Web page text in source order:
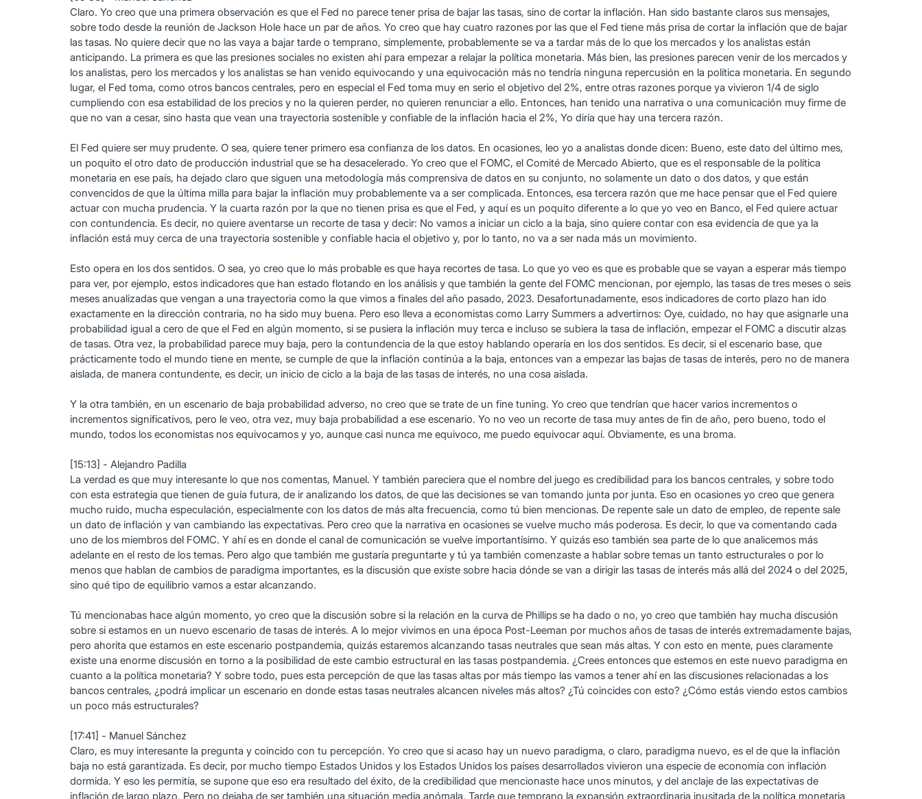
Claro. Yo creo que una primera observación es que el Fed no parece tener prisa de bajar las tasas, sino de cortar la inflación. Han sido bastante claros sus mensajes,
sobre todo desde la reunión de Jackson Hole hace un par de años. Yo creo que hay cuatro razones por las que el Fed tiene más prisa de cortar la inflación que de bajar
las tasas. No quiere decir que no las vaya a bajar tarde o temprano, simplemente, probablemente se va a tardar más de lo que los mercados y los analistas están
anticipando. La primera es que las presiones sociales no existen ahí para empezar a relajar la política monetaria. Más bien, las presiones parecen venir de los mercados y
los analistas, pero los mercados y los analistas se han venido equivocando y una equivocación más no tendría ninguna repercusión en la política monetaria. En segundo
lugar, el Fed toma, como otros bancos centrales, pero en especial el Fed toma muy en serio el objetivo del 2%, entre otras razones porque ya vivieron 1/4 de siglo
cumpliendo con esa estabilidad de los precios y no la quieren perder, no quieren renunciar a ello. Entonces, han tenido una narrativa o una comunicación muy firme de
que no van a cesar, sino hasta que vean una trayectoria sostenible y confiable de la inflación hacia el 2%, Yo diría que hay una tercera razón.
El Fed quiere ser muy prudente. O sea, quiere tener primero esa confianza de los datos. En ocasiones, leo yo a analistas donde dicen: Bueno, este dato del último mes,
un poquito el otro dato de producción industrial que se ha desacelerado. Yo creo que el FOMC, el Comité de Mercado Abierto, que es el responsable de la política
monetaria en ese país, ha dejado claro que siguen una metodología más comprensiva de datos en su conjunto, no solamente un dato o dos datos, y que están
convencidos de que la última milla para bajar la inflación muy probablemente va a ser complicada. Entonces, esa tercera razón que me hace pensar que el Fed quiere
actuar con mucha prudencia. Y la cuarta razón por la que no tienen prisa es que el Fed, y aquí es un poquito diferente a lo que yo veo en Banco, el Fed quiere actuar
con contundencia. Es decir, no quiere aventarse un recorte de tasa y decir: No vamos a iniciar un ciclo a la baja, sino quiere contar con esa evidencia de que ya la
inflación está muy cerca de una trayectoria sostenible y confiable hacia el objetivo y, por lo tanto, no va a ser nada más un movimiento.
Esto opera en los dos sentidos. O sea, yo creo que lo más probable es que haya recortes de tasa. Lo que yo veo es que es probable que se vayan a esperar más tiempo
para ver, por ejemplo, estos indicadores que han estado flotando en los análisis y que también la gente del FOMC mencionan, por ejemplo, las tasas de tres meses o seis
meses anualizadas que vengan a una trayectoria como la que vimos a finales del año pasado, 2023. Desafortunadamente, esos indicadores de corto plazo han ido
exactamente en la dirección contraria, no ha sido muy buena. Pero eso lleva a economistas como Larry Summers a advertirnos: Oye, cuidado, no hay que asignarle una
probabilidad igual a cero de que el Fed en algún momento, si se pusiera la inflación muy terca e incluso se subiera la tasa de inflación, empezar el FOMC a discutir alzas
de tasas. Otra vez, la probabilidad parece muy baja, pero la contundencia de la que estoy hablando operaría en los dos sentidos. Es decir, si el escenario base, que
prácticamente todo el mundo tiene en mente, se cumple de que la inflación continúa a la baja, entonces van a empezar las bajas de tasas de interés, pero no de manera
aislada, de manera contundente, es decir, un inicio de ciclo a la baja de las tasas de interés, no una cosa aislada.
Y la otra también, en un escenario de baja probabilidad adverso, no creo que se trate de un fine tuning. Yo creo que tendrían que hacer varios incrementos o
incrementos significativos, pero le veo, otra vez, muy baja probabilidad a ese escenario. Yo no veo un recorte de tasa muy antes de fin de año, pero bueno, todo el
mundo, todos los economistas nos equivocamos y yo, aunque casi nunca me equivoco, me puedo equivocar aquí. Obviamente, es una broma.
[15:13] - Alejandro Padilla
La verdad es que muy interesante lo que nos comentas, Manuel. Y también pareciera que el nombre del juego es credibilidad para los bancos centrales, y sobre todo
con esta estrategia que tienen de guía futura, de ir analizando los datos, de que las decisiones se van tomando junta por junta. Eso en ocasiones yo creo que genera
mucho ruido, mucha especulación, especialmente con los datos de más alta frecuencia, como tú bien mencionas. De repente sale un dato de empleo, de repente sale
un dato de inflación y van cambiando las expectativas. Pero creo que la narrativa en ocasiones se vuelve mucho más poderosa. Es decir, lo que va comentando cada
uno de los miembros del FOMC. Y ahí es en donde el canal de comunicación se vuelve importantísimo. Y quizás eso también sea parte de lo que analicemos más
adelante en el resto de los temas. Pero algo que también me gustaría preguntarte y tú ya también comenzaste a hablar sobre temas un tanto estructurales o por lo
menos que hablan de cambios de paradigma importantes, es la discusión que existe sobre hacia dónde se van a dirigir las tasas de interés más allá del 2024 o del 2025,
sino qué tipo de equilibrio vamos a estar alcanzando.
Tú mencionabas hace algún momento, yo creo que la discusión sobre si la relación en la curva de Phillips se ha dado o no, yo creo que también hay mucha discusión
sobre si estamos en un nuevo escenario de tasas de interés. A lo mejor vivimos en una época Post-Leeman por muchos años de tasas de interés extremadamente bajas,
pero ahorita que estamos en este escenario postpandemia, quizás estaremos alcanzando tasas neutrales que sean más altas. Y con esto en mente, pues claramente
existe una enorme discusión en torno a la posibilidad de este cambio estructural en las tasas postpandemia. ¿Crees entonces que estemos en este nuevo paradigma en
cuanto a la política monetaria? Y sobre todo, pues esta percepción de que las tasas altas por más tiempo las vamos a tener ahí en las discusiones relacionadas a los
bancos centrales, ¿podrá implicar un escenario en donde estas tasas neutrales alcancen niveles más altos? ¿Tú coincides con esto? ¿Cómo estás viendo estos cambios
un poco más estructurales?
[17:41] - Manuel Sánchez
Claro, es muy interesante la pregunta y coincido con tu percepción. Yo creo que si acaso hay un nuevo paradigma, o claro, paradigma nuevo, es el de que la inflación
baja no está garantizada. Es decir, por mucho tiempo Estados Unidos y los Estados Unidos los países desarrollados vivieron una especie de economía con inflación
dormida. Y eso les permitía, se supone que eso era resultado del éxito, de la credibilidad que mencionaste hace unos minutos, y del anclaje de las expectativas de
inflación de largo plazo. Pero no dejaba de ser también una situación media anómala. Tarde que temprano la expansión extraordinaria inusitada de la política monetaria